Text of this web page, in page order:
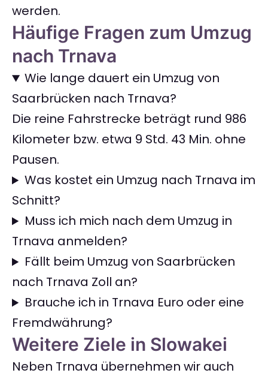
werden.
Häufige Fragen zum Umzug
nach Trnava
Wie lange dauert ein Umzug von
Saarbrücken nach Trnava?
Die reine Fahrstrecke beträgt rund 986
Kilometer bzw. etwa 9 Std. 43 Min. ohne
Pausen.
Was kostet ein Umzug nach Trnava im
Schnitt?
Muss ich mich nach dem Umzug in
Trnava anmelden?
Fällt beim Umzug von Saarbrücken
nach Trnava Zoll an?
Brauche ich in Trnava Euro oder eine
Fremdwährung?
Weitere Ziele in Slowakei
Neben Trnava übernehmen wir auch